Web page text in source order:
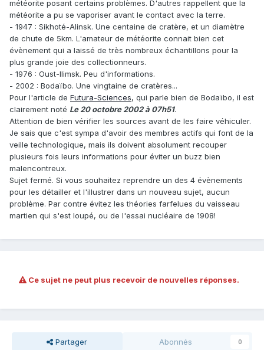
météorite posant certains problèmes. D'autres rappellent que la
météorite a pu se vaporiser avant le contact avec la terre.
- 1947 : Sikhoté-Alinsk. Une centaine de cratère, et un diamètre
de chute de 5km. L'amateur de météorite connait bien cet
évènement qui a laissé de très nombreux échantillons pour la
plus grande joie des collectionneurs.
- 1976 : Oust-Ilimsk. Peu d'informations.
- 2002 : Bodaïbo. Une vingtaine de cratères...
Pour l'article de Futura-Sciences, qui parle bien de Bodaïbo, il est
clairement noté Le 20 octobre 2002 à 07h51.
Attention de bien vérifier les sources avant de les faire véhiculer.
Je sais que c'est sympa d'avoir des membres actifs qui font de la
veille technologique, mais ils doivent absolument recouper
plusieurs fois leurs informations pour éviter un buzz bien
malencontreux.
Sujet fermé. Si vous souhaitez reprendre un des 4 évènements
pour les détailler et l'illustrer dans un nouveau sujet, aucun
problème. Par contre évitez les théories farfelues du vaisseau
martien qui s'est loupé, ou de l'essai nucléaire de 1908!
Ce sujet ne peut plus recevoir de nouvelles réponses.
Partager Abonnés 0